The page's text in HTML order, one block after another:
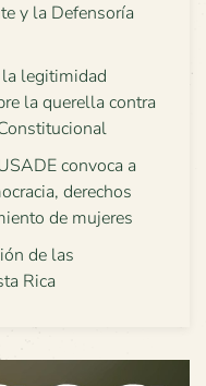
y la Defensoría
legitimidad
la querella contra
convoca a
derechos
de mujeres
de las
Rica